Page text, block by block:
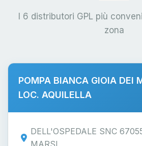
I 6 distributori GPL più
zona
POMPA BIANCA GIOIA DEI
LOC. AQUILELLA
DELL'OSPEDALE SNC
MARSI